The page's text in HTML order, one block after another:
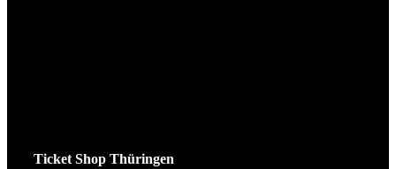
Ticket Shop Thüringen